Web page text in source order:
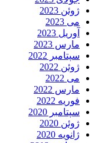
ژوئن 2023
می 2023
آوریل 2023
مارس 2023
سپتامبر 2022
ژوئن 2022
می 2022
مارس 2022
فوریه 2022
سپتامبر 2020
ژوئن 2020
ژانویه 2020